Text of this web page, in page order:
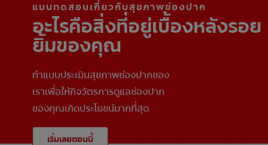
แบบทดสอบเกี่ยวกับสุขภาพช่องปาก
อะไรคือสิ่งที่อยู่เบื้องหลังรอย
ยิ้มของคุณ
ทำแบบประเมินสุขภาพช่องปากของ
เราเพื่อให้กิจวัตรการดูแลช่องปาก
ของคุณเกิดประโยชน์มากที่สุด
เริ่มเลยตอนนี้